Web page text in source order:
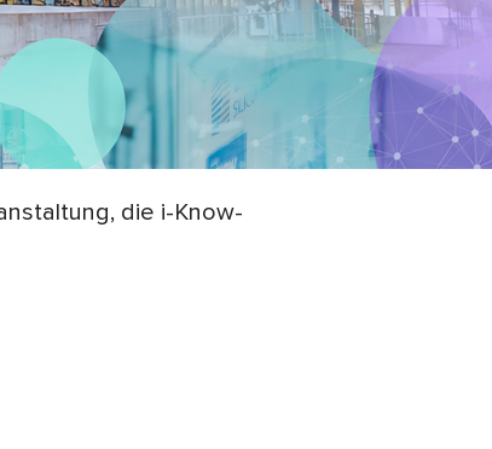
die i-Know-